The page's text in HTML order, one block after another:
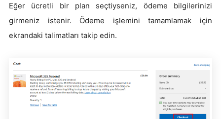
Eğer ücretli bir plan seçtiyseniz, ödeme bilgilerinizi
girmeniz istenir. Ödeme işlemini tamamlamak için
ekrandaki talimatları takip edin.